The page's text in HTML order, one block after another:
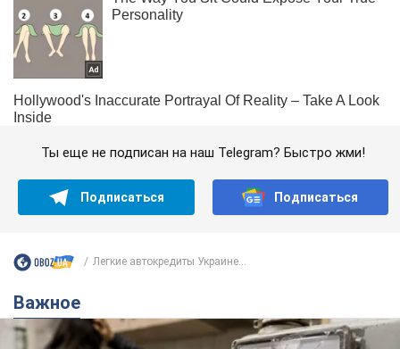
Ты еще не подписан на наш Telegram? Быстро жми!
Подписаться Подписаться
Легкие автокредиты Украине...
Важное